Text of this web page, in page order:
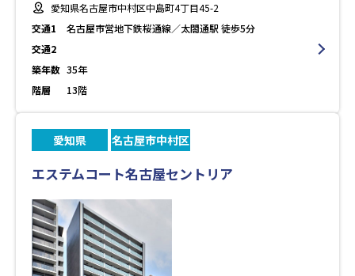
愛知県名古屋市中村区中島町4丁目45-2
交通1
名古屋市営地下鉄桜通線／太閤通駅 徒歩5分
交通2
築年数 35年
階層
13階
愛知県 名古屋市中村区
エステムコート名古屋セントリア